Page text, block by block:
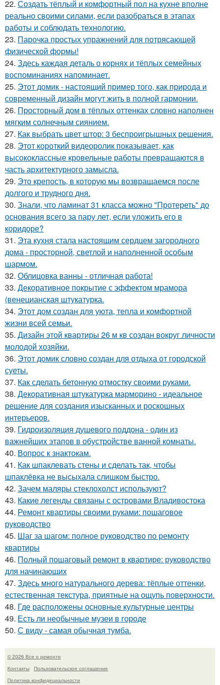
22. Создать тёплый и комфортный пол на кухне вполне
реально своими силами, если разобраться в этапах
работы и соблюдать технологию.
23. Парочка простых упражнений для потрясающей
физической формы!
24. Здесь каждая деталь о корнях и тёплых семейных
воспоминаниях напоминает.
25. Этот домик - настоящий пример того, как природа и
современный дизайн могут жить в полной гармонии.
26. Просторный дом в тёплых оттенках словно наполнен
мягким солнечным сиянием.
27. Как выбрать цвет штор: 3 беспроигрышных решения.
28. Этот короткий видеоролик показывает, как
высококлассные кровельные работы превращаются в
часть архитектурного замысла.
29. Это крепость, в которую мы возвращаемся после
долгого и трудного дня.
30. Знали, что ламинат 31 класса можно "Протереть" до
основания всего за пару лет, если уложить его в
коридоре?
31. Эта кухня стала настоящим сердцем загородного
дома - просторной, светлой и наполненной особым
шармом.
32. Облицовка ванны - отличная работа!
33. Декоративное покрытие с эффектом мрамора
(венецианская штукатурка.
34. Этот дом создан для уюта, тепла и комфортной
жизни всей семьи.
35. Дизайн этой квартиры 26 м кв создан вокруг личности
молодой хозяйки.
36. Этот домик словно создан для отдыха от городской
суеты.
37. Как сделать бетонную отмостку своими руками.
38. Декоративная штукатурка марморино - идеальное
решение для создания изысканных и роскошных
интерьеров.
39. Гидроизоляция душевого поддона - один из
важнейших этапов в обустройстве ванной комнаты.
40. Вопрос к знактокам.
41. Как шпаклевать стены и сделать так, чтобы
шпаклёвка не высыхала слишком быстро.
42. Зачем маляры стеклохолст используют?
43. Какие легенды связаны с островами Владивостока
44. Ремонт квартиры своими руками: пошаговое
руководство
45. Шаг за шагом: полное руководство по ремонту
квартиры
46. Полный пошаговый ремонт в квартире: руководство
для начинающих
47. Здесь много натурального дерева: тёплые оттенки,
естественная текстура, приятные на ощупь поверхности.
48. Где расположены основные культурные центры
49. Есть ли необычные музеи в городе
50. С виду - самая обычная тумба.
© 2026 Все о ремонте
Контакты
Пользовательское соглашение
Политика конфидециальности